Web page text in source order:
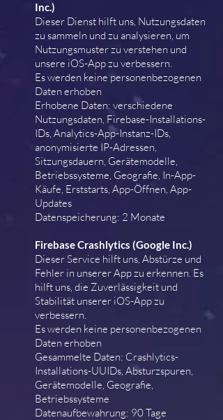
Inc.)
Dieser Dienst hilft uns, Nutzungsdaten
zu sammeln und zu analysieren, um
Nutzungsmuster zu verstehen und
unsere iOS-App zu verbessern.
Es werden keine personenbezogenen
Daten erhoben
Erhobene Daten: verschiedene
Nutzungsdaten, Firebase-Installations-
IDs, Analytics-App-Instanz-IDs,
anonymisierte IP-Adressen,
Sitzungsdauern, Gerätemodelle,
Betriebssysteme, Geografie, In-App-
Käufe, Erststarts, App-Öffnen, App-
Updates
Datenspeicherung: 2 Monate
Firebase Crashlytics (Google Inc.)
Dieser Service hilft uns, Abstürze und
Fehler in unserer App zu erkennen. Es
hilft uns, die Zuverlässigkeit und
Stabilität unserer iOS-App zu
verbessern.
Es werden keine personenbezogenen
Daten erhoben
Gesammelte Daten: Crashlytics-
Installations-UUIDs, Absturzspuren,
Gerätemodelle, Geografie,
Betriebssysteme
Datenaufbewahrung: 90 Tage